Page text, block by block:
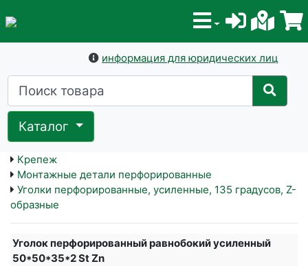
информация для юридических лиц
Каталог
Крепеж
Монтажные детали перфорированные
Уголки перфорированные, усиленные, 135 градусов, Z-
образные
Уголок перфорированный равнобокий усиленный
50*50*35*2 St Zn